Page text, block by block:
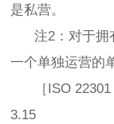
是私营。
注2：对于拥
一个单独运营的
［ISO 22301
3.15